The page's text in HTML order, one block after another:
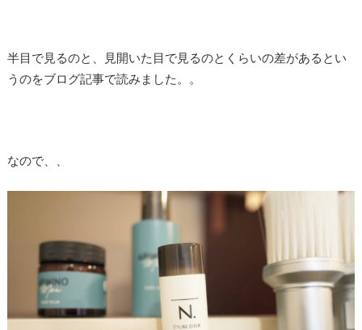
半目で見るのと、見開いた目で見るのとくらいの差があるとい
うのをブログ記事で読みました。。
なので、、